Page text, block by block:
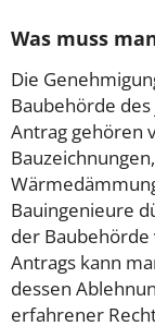
Was muss
Die
Baubehörde
Antrag gehören
Bauingenieure
der Baubehörde
Antrags kann
dessen
erfahrener